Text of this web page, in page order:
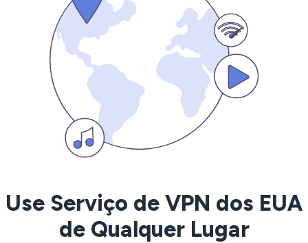
Use Serviço de VPN dos EUA
de Qualquer Lugar